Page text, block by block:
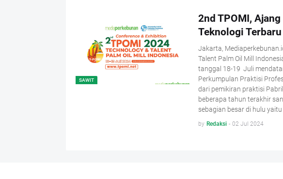
SAWIT
2nd TPOMI,
Teknologi Terbaru
Jakarta,
Talent Palm Oil Mill
tanggal 18-19 Juli
Perkumpulan Praktisi
dari pemikiran praktisi
beberapa tahun terakhir
sebagian besar di hulu yaitu
by Redaksi - 02 Jul 2024